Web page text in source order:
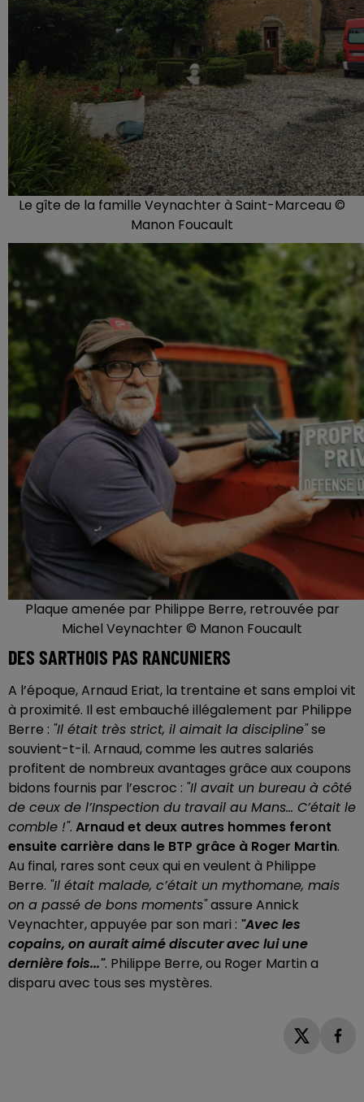
Le gîte de la famille Veynachter à Saint-Marceau ©
Manon Foucault
Plaque amenée par Philippe Berre, retrouvée par
Michel Veynachter © Manon Foucault
DES SARTHOIS PAS RANCUNIERS
A l’époque, Arnaud Eriat, la trentaine et sans emploi vit
à proximité. Il est embauché illégalement par Philippe
Berre : "Il était très strict, il aimait la discipline"se
souvient-t-il. Arnaud, comme les autres salariés
profitent de nombreux avantages grâce aux coupons
bidons fournis par l’escroc : "Il avait un bureau à côté
de ceux de l’Inspection du travail au Mans... C’était le
comble !". Arnaud et deux autres hommes feront
ensuite carrière dans le BTP grâce à Roger Martin.
Au final, rares sont ceux qui en veulent à Philippe
Berre. "Il était malade, c’était un mythomane, mais
on a passé de bons moments"assure Annick
Veynachter, appuyée par son mari : "Avec les
copains, on aurait aimé discuter avec lui une
dernière fois...". Philippe Berre, ou Roger Martin a
disparu avec tous ses mystères.